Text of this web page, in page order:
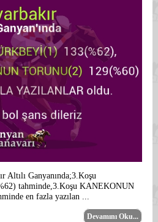
Altılı Ganyanında;3.Koşu
tahminde,3.Koşu KANEKONUN
en fazla yazılan ...
Devamını Oku...